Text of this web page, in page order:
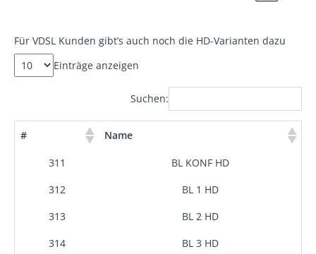
Für VDSL Kunden gibt’s auch noch die HD-Varianten dazu
Einträge anzeigen
Suchen:
# Name
311
BL KONF HD
312
BL 1 HD
313
BL 2 HD
314
BL 3 HD